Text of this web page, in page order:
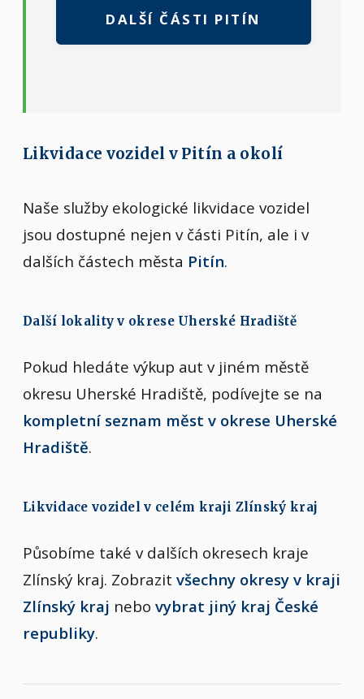
DALŠÍ ČÁSTI PITÍN
Likvidace vozidel v Pitín a okolí
Naše služby ekologické likvidace vozidel
jsou dostupné nejen v části Pitín, ale i v
dalších částech města Pitín.
Další lokality v okrese Uherské Hradiště
Pokud hledáte výkup aut v jiném městě
okresu Uherské Hradiště, podívejte se na
kompletní seznam měst v okrese Uherské
Hradiště.
Likvidace vozidel v celém kraji Zlínský kraj
Působíme také v dalších okresech kraje
Zlínský kraj. Zobrazit všechny okresy v kraji
Zlínský kraj nebo vybrat jiný kraj České
republiky.